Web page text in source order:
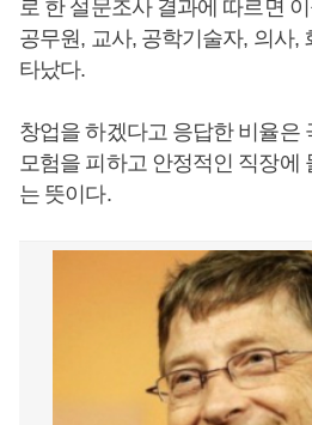
로 한 설문조사 결과에 따르면
공무원, 교사, 공학기술자, 의사,
타났다.
창업을 하겠다고 응답한 비율은
모험을 피하고 안정적인 직장에
는 뜻이다.